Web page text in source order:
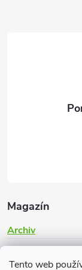
Tento web
Magazín
Archiv